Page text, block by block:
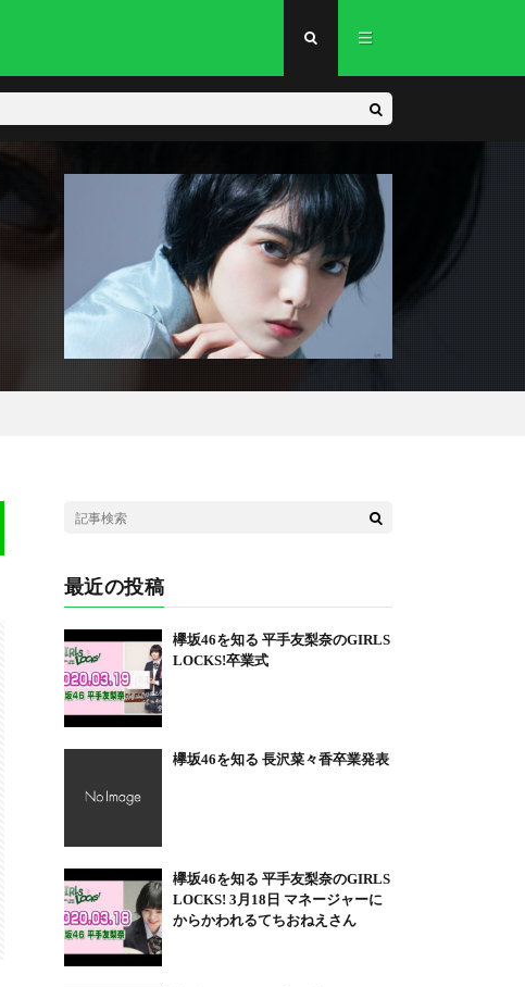
最近の投稿
欅坂46を知る 平手友梨奈のGIRLS
LOCKS!卒業式
欅坂46を知る 長沢菜々香卒業発表
欅坂46を知る 平手友梨奈のGIRLS
LOCKS! 3月18日 マネージャーに
からかわれるてちおねえさん